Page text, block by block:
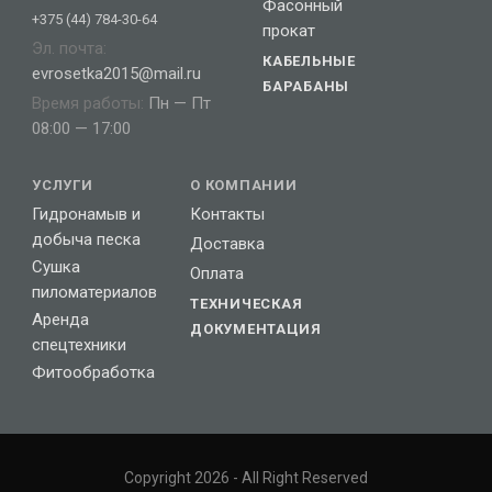
+375 (44) 784-30-64
Эл. почта:
evrosetka2015@mail.ru
Время работы: Пн — Пт
08:00 — 17:00
Фасонный
прокат
КАБЕЛЬНЫЕ
БАРАБАНЫ
УСЛУГИ
Гидронамыв и
добыча песка
Сушка
пиломатериалов
Аренда
спецтехники
Фитообработка
О КОМПАНИИ
Контакты
Доставка
Оплата
ТЕХНИЧЕСКАЯ
ДОКУМЕНТАЦИЯ
Copyright 2026 - All Right Reserved